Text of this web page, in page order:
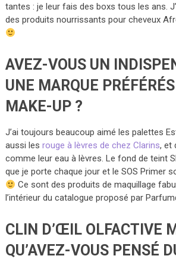
tantes : je leur fais des boxs tous les ans.
des produits nourrissants pour cheveux
AVEZ-VOUS UN
UNE MARQUE
MAKE-UP ?
J’ai toujours beaucoup aimé les palettes
aussi les rouge à lèvres de chez Clarins, et
comme leur eau à lèvres. Le fond de teint
que je porte chaque jour et le SOS Primer
Ce sont des produits de maquillage
l’intérieur du catalogue proposé par
CLIN D’ŒIL OLFACTIVE
QU’AVEZ-VOUS PENSÉ